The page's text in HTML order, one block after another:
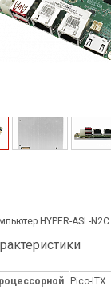
HYPER-ASL-N2C
Pico-ITX